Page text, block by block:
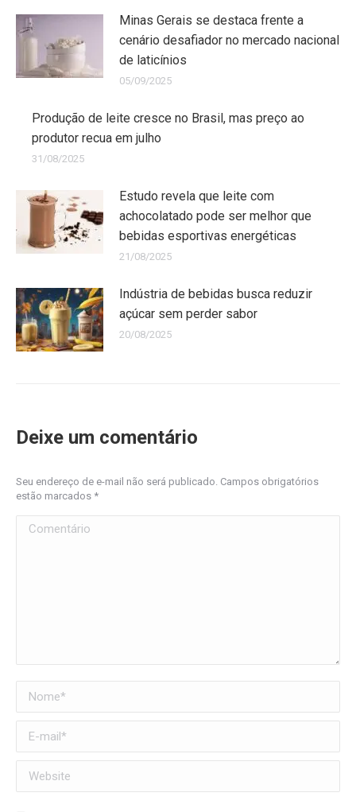
Minas Gerais se destaca frente a
cenário desafiador no mercado nacional
de laticínios
05/09/2025
Produção de leite cresce no Brasil, mas preço ao
produtor recua em julho
31/08/2025
Estudo revela que leite com
achocolatado pode ser melhor que
bebidas esportivas energéticas
21/08/2025
Indústria de bebidas busca reduzir
açúcar sem perder sabor
20/08/2025
Deixe um comentário
Seu endereço de e-mail não será publicado. Campos obrigatórios
estão marcados *
Comentário
Nome *
E-mail *
Website